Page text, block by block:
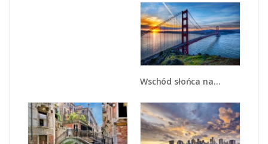
Wschód słońca nad mostem Golden Gate - AM539